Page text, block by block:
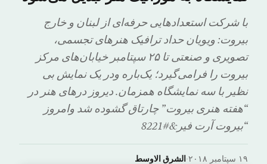
با شرکت استعدادهایی حرفه‌ای از لبنان و خارج
بیروت: ویویان حداد ترافیک هنرهای تجسمی،
تصویری و صنعتی تا ۲۵ سپتامبر خیابان‌های مرکز
بیروت را فرامی‌گیرد؛ یک‌باره ودر یک نمایش بی
نظیر با سه نمایشگاه همزمان. دیروز درهای هنر در
“هفته هنری بیروت” چارتاق گشوده شد وامروز
“بیروت آرت فیر&#8221
الشرق الاوسط· ۱۹ سپتامبر ۲۰۱۸